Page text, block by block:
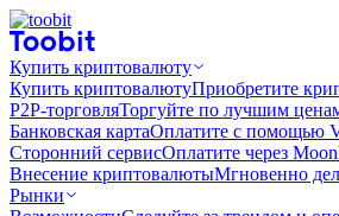
Купить криптовалюту
Купить криптовалютуПриобретите
P2P-торговляТоргуйте по лучшим
Банковская картаОплатите с помощью
Сторонний сервисОплатите через
Внесение криптовалютыМгновенно
Рынки